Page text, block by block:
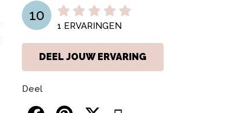
10
1 ERVARINGEN
DEEL JOUW ERVARING
Deel